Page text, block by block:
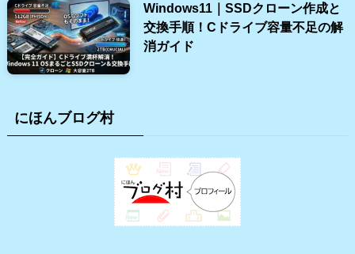
Windows11｜SSDクローン作成と
交換手順！Cドライブ容量不足の解
消ガイド
にほんブログ村